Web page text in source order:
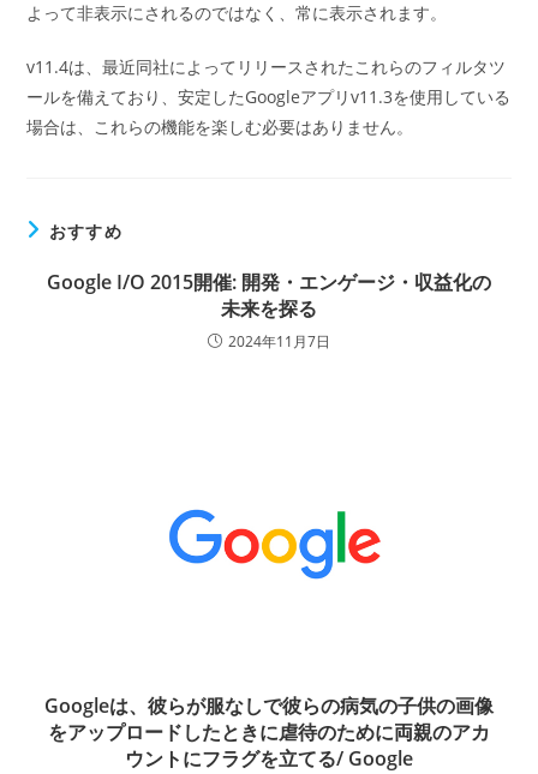
よって非表示にされるのではなく、常に表示されます。
v11.4は、最近同社によってリリースされたこれらのフィルタツ
ールを備えており、安定したGoogleアプリv11.3を使用している
場合は、これらの機能を楽しむ必要はありません。
おすすめ
Google I/O 2015開催: 開発・エンゲージ・収益化の
未来を探る
2024年11月7日
Googleは、彼らが服なしで彼らの病気の子供の画像
をアップロードしたときに虐待のために両親のアカ
ウントにフラグを立てる/ Google